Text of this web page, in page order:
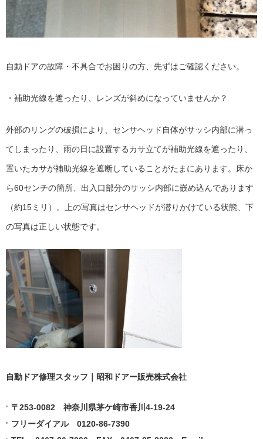
自動ドアの故障・不具合でお困りの方、先ずはご確認ください。
・補助光線を遮ったり、レンズが斜めになっていませんか？
外部のリングの破損により、センサヘッド自体がサッシ内部に潜っ
てしまったり、雨の日に設置するカサ立てが補助光線を遮ったり、
置いたカサが補助光線を遮断していることがたまにあります。床か
ら60センチの箇所、出入口部分のサッシ内部に嵌め込んであります
（約15ミリ）。上の写真はセンサヘッドが潜りかけている状態、下
の写真は正しい状態です。
自動ドア修理スタッフ｜昭和ドアー販売株式会社
〒253-0082 神奈川県茅ケ崎市香川4-19-24
フリーダイアル 0120-86-7390